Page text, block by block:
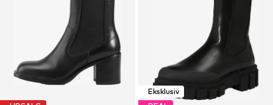
Eksklusiv